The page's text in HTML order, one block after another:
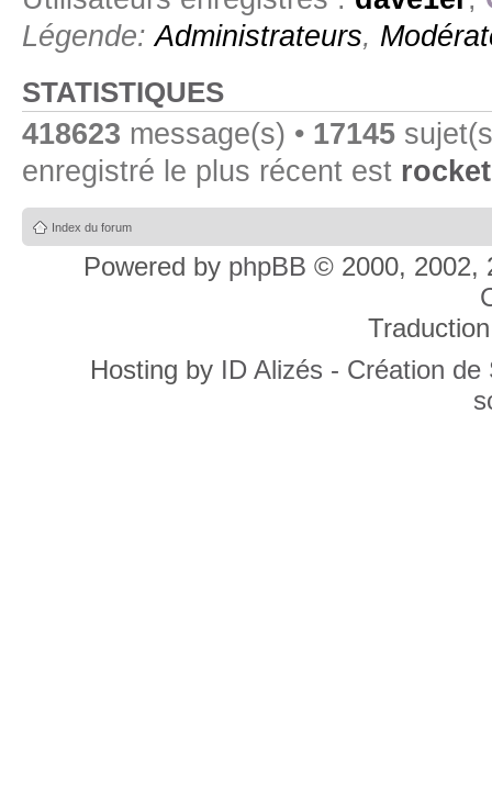
Légende:Administrateurs,
STATISTIQUES
418623 message(s) • 17145
enregistré le plus récent est
Index du forum
Powered by phpBB © 2000, 2002,
Hosting by ID Alizés - Création